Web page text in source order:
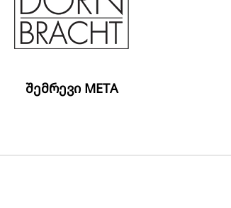
ᲨᲔᲛᲠᲔᲕᲘ META